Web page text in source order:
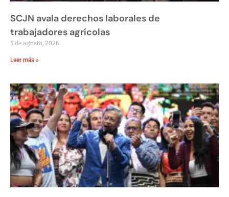
SCJN avala derechos laborales de
trabajadores agrícolas
5 de agosto, 2026
Leer más »